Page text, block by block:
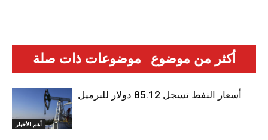
موضوعات ذات صلة أكثر من موضوع
أهم الأخبار
أسعار النفط تسجل 85.12 دولار للبرميل